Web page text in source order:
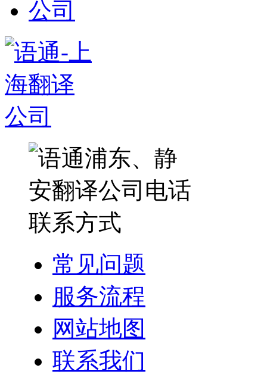
常见问题
服务流程
网站地图
联系我们